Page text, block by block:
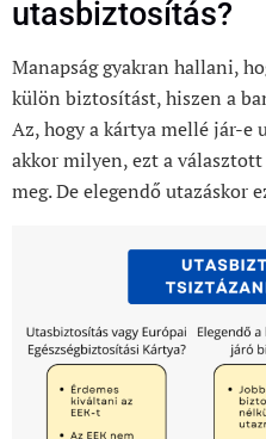
utasbiztosítás?
Manapság gyakran hallani,
külön biztosítást, hiszen a
Az, hogy a kártya mellé jár-e
akkor milyen, ezt a
meg. De elegendő utazáskor